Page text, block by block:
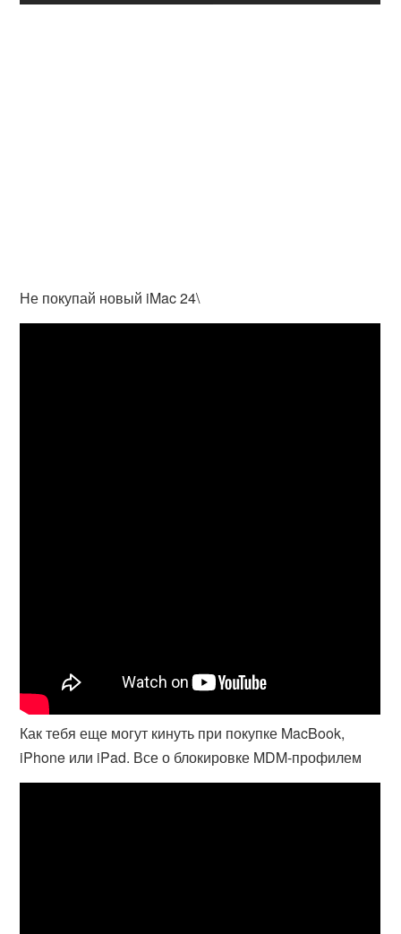
Не покупай новый iMac 24\
Как тебя еще могут кинуть при покупке MacBook,
iPhone или iPad. Все о блокировке MDM-профилем